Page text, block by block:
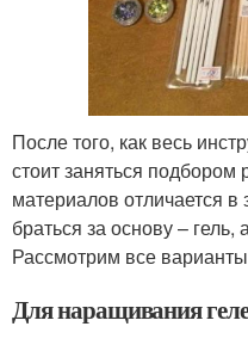
После того, как весь
стоит заняться подбором
материалов отличается в
браться за основу – гель,
Рассмотрим все
Для наращивания